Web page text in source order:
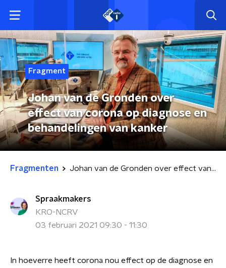
Fragment
Johan van de Gronden over
effect van corona op diagnose en
behandelingen van kanker
Fragmenten Johan van de Gronden over effect van corona op diagnose en behandelingen van kanker
Spraakmakers
KRO-NCRV
03 februari 2021 09:30 - 11:30
In hoeverre heeft corona nou effect op de diagnose en